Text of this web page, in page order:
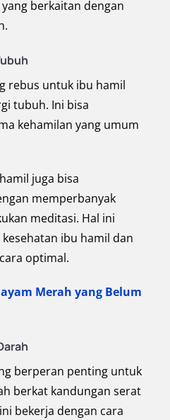
berkaitan dengan
rebus untuk ibu hamil
tubuh. Ini bisa
kehamilan yang umum
juga bisa
memperbanyak
meditasi. Hal ini
ibu hamil dan
optimal.
Merah yang Belum
berperan penting untuk
berkat kandungan serat
bekerja dengan cara